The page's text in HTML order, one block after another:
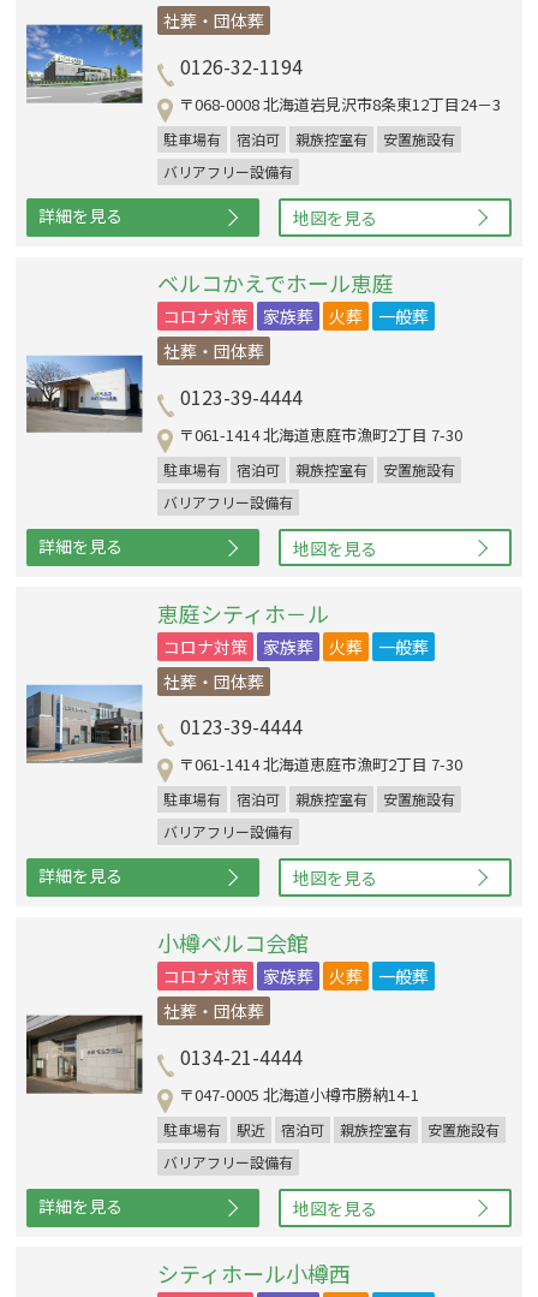
社葬・団体葬
0126-32-1194
〒068-0008 北海道岩見沢市8条東12丁目24－3
駐車場有 宿泊可 親族控室有
安置施設有
バリアフリー設備有
詳細を見る 地図を見る
ベルコかえでホール恵庭
コロナ対策 家族葬 火葬
一般葬
社葬・団体葬
0123-39-4444
〒061-1414 北海道恵庭市漁町2丁目 7-30
駐車場有 宿泊可 親族控室有
安置施設有
バリアフリー設備有
詳細を見る 地図を見る
恵庭シティホ－ル
コロナ対策 家族葬 火葬
一般葬
社葬・団体葬
0123-39-4444
〒061-1414 北海道恵庭市漁町2丁目 7-30
駐車場有 宿泊可 親族控室有
安置施設有
バリアフリー設備有
詳細を見る 地図を見る
小樽ベルコ会館
コロナ対策 家族葬 火葬
一般葬
社葬・団体葬
0134-21-4444
〒047-0005 北海道小樽市勝納14-1
駐車場有 駅近 宿泊可 親族控室有
安置施設有
バリアフリー設備有
詳細を見る 地図を見る
シティホール小樽西